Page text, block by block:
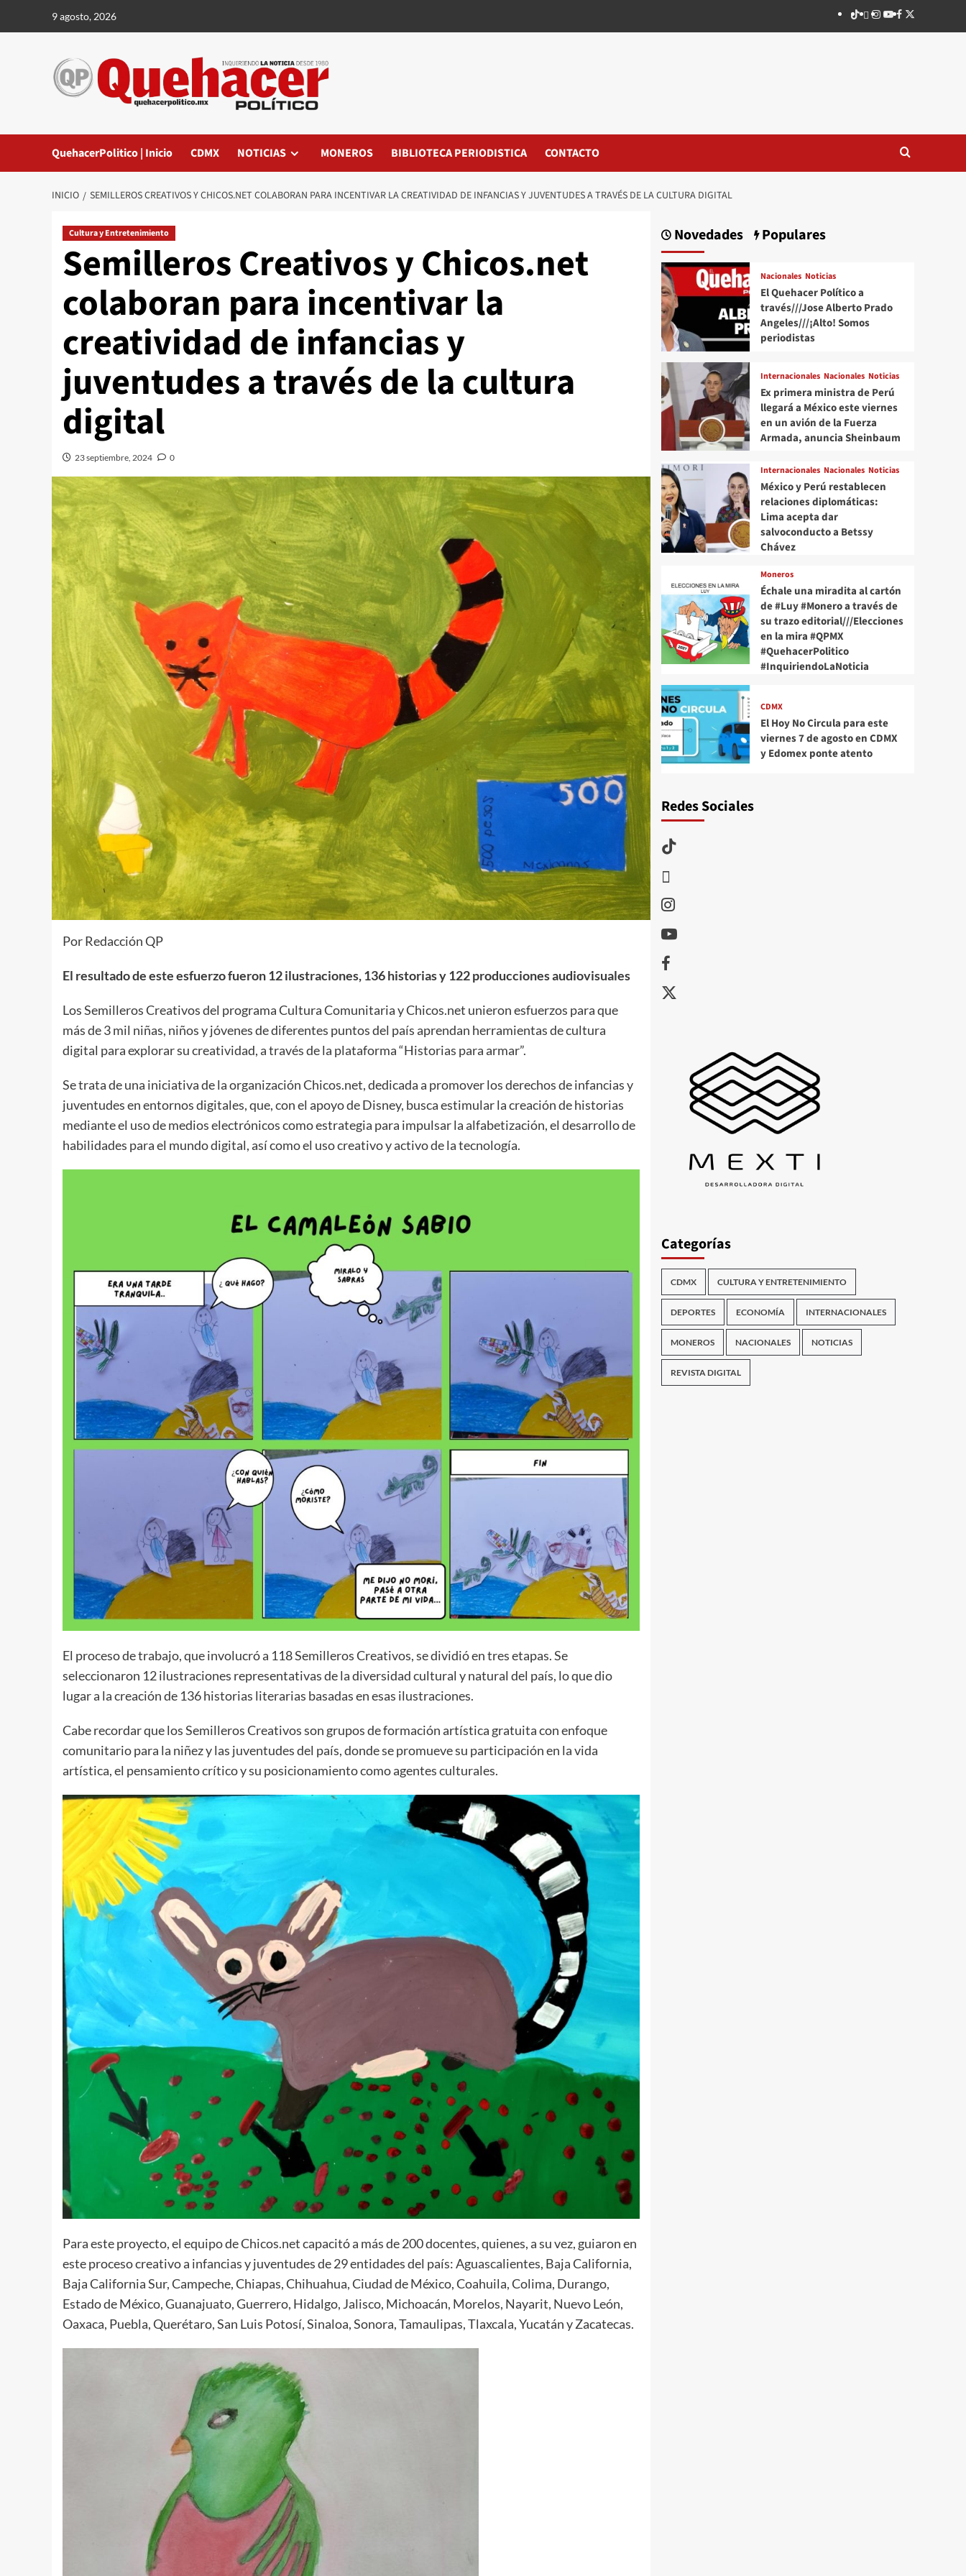
9 agosto, 2026 TikTok
threads
Instagram
Youtube
Facebook
X
QuehacerPolitico | Inicio CDMX NOTICIAS MONEROS BIBLIOTECA PERIODISTICA CONTACTO
INICIO SEMILLEROS CREATIVOS Y CHICOS.NET COLABORAN PARA INCENTIVAR LA CREATIVIDAD DE INFANCIAS Y JUVENTUDES A TRAVÉS DE LA CULTURA DIGITAL
Cultura y Entretenimiento
Semilleros Creativos y Chicos.net
colaboran para incentivar la
creatividad de infancias y
juventudes a través de la cultura
digital
23 septiembre, 2024 0
Por Redacción QP
El resultado de este esfuerzo fueron 12 ilustraciones, 136 historias y 122 producciones audiovisuales
Los Semilleros Creativos del programa Cultura Comunitaria y Chicos.net unieron esfuerzos para que
más de 3 mil niñas, niños y jóvenes de diferentes puntos del país aprendan herramientas de cultura
digital para explorar su creatividad, a través de la plataforma “Historias para armar”.
Se trata de una iniciativa de la organización Chicos.net, dedicada a promover los derechos de infancias y
juventudes en entornos digitales, que, con el apoyo de Disney, busca estimular la creación de historias
mediante el uso de medios electrónicos como estrategia para impulsar la alfabetización, el desarrollo de
habilidades para el mundo digital, así como el uso creativo y activo de la tecnología.
El proceso de trabajo, que involucró a 118 Semilleros Creativos, se dividió en tres etapas. Se
seleccionaron 12 ilustraciones representativas de la diversidad cultural y natural del país, lo que dio
lugar a la creación de 136 historias literarias basadas en esas ilustraciones.
Cabe recordar que los Semilleros Creativos son grupos de formación artística gratuita con enfoque
comunitario para la niñez y las juventudes del país, donde se promueve su participación en la vida
artística, el pensamiento crítico y su posicionamiento como agentes culturales.
Para este proyecto, el equipo de Chicos.net capacitó a más de 200 docentes, quienes, a su vez, guiaron en
este proceso creativo a infancias y juventudes de 29 entidades del país: Aguascalientes, Baja California,
Baja California Sur, Campeche, Chiapas, Chihuahua, Ciudad de México, Coahuila, Colima, Durango,
Estado de México, Guanajuato, Guerrero, Hidalgo, Jalisco, Michoacán, Morelos, Nayarit, Nuevo León,
Oaxaca, Puebla, Querétaro, San Luis Potosí, Sinaloa, Sonora, Tamaulipas, Tlaxcala, Yucatán y Zacatecas.
Novedades Populares
Nacionales Noticias
El Quehacer Político a
través///Jose Alberto Prado
Angeles///¡Alto! Somos
periodistas
Internacionales Nacionales Noticias
Ex primera ministra de Perú
llegará a México este viernes
en un avión de la Fuerza
Armada, anuncia Sheinbaum
Internacionales Nacionales Noticias
México y Perú restablecen
relaciones diplomáticas:
Lima acepta dar
salvoconducto a Betssy
Chávez
Moneros
Échale una miradita al cartón
de #Luy #Monero a través de
su trazo editorial///Elecciones
en la mira #QPMX
#QuehacerPolitico
#InquiriendoLaNoticia
CDMX
El Hoy No Circula para este
viernes 7 de agosto en CDMX
y Edomex ponte atento
Redes Sociales
TikTok
Instagram
Youtube
Facebook
X
Categorías
CDMX CULTURA Y ENTRETENIMIENTO
DEPORTES ECONOMÍA INTERNACIONALES
MONEROS NACIONALES NOTICIAS
REVISTA DIGITAL